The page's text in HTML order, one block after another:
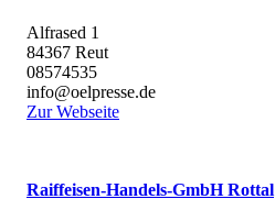
Alfrased 1
84367 Reut
08574535
info@oelpresse.de
Zur Webseite
Raiffeisen-Handels-GmbH Rottal